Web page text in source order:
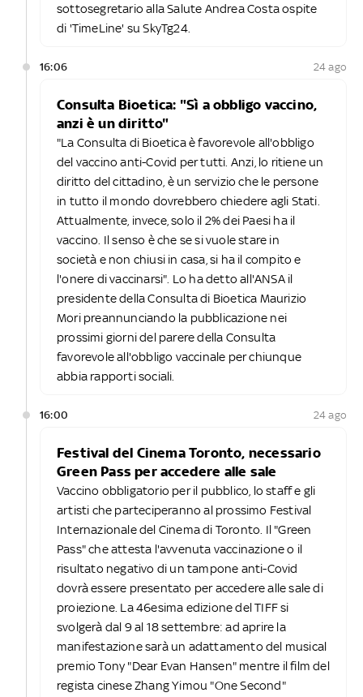
sottosegretario alla Salute Andrea Costa ospite
di 'TimeLine' su SkyTg24.
16:06 24 ago
Consulta Bioetica: "Sì a obbligo vaccino,
anzi è un diritto"
"La Consulta di Bioetica è favorevole all'obbligo
del vaccino anti-Covid per tutti. Anzi, lo ritiene un
diritto del cittadino, è un servizio che le persone
in tutto il mondo dovrebbero chiedere agli Stati.
Attualmente, invece, solo il 2% dei Paesi ha il
vaccino. Il senso è che se si vuole stare in
società e non chiusi in casa, si ha il compito e
l'onere di vaccinarsi". Lo ha detto all'ANSA il
presidente della Consulta di Bioetica Maurizio
Mori preannunciando la pubblicazione nei
prossimi giorni del parere della Consulta
favorevole all'obbligo vaccinale per chiunque
abbia rapporti sociali.
16:00 24 ago
Festival del Cinema Toronto, necessario
Green Pass per accedere alle sale
Vaccino obbligatorio per il pubblico, lo staff e gli
artisti che parteciperanno al prossimo Festival
Internazionale del Cinema di Toronto. Il "Green
Pass" che attesta l'avvenuta vaccinazione o il
risultato negativo di un tampone anti-Covid
dovrà essere presentato per accedere alle sale di
proiezione. La 46esima edizione del TIFF si
svolgerà dal 9 al 18 settembre: ad aprire la
manifestazione sarà un adattamento del musical
premio Tony "Dear Evan Hansen" mentre il film del
regista cinese Zhang Yimou "One Second"